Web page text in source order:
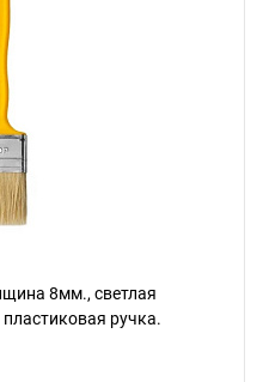
8мм., светлая
ручка.